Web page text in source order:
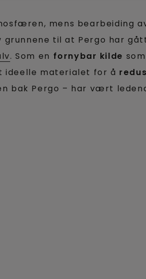
mens bearbeiding
grunnene til at Pergo har
. Som en fornybar kilde
ideelle materialet for å
bak Pergo – har vært